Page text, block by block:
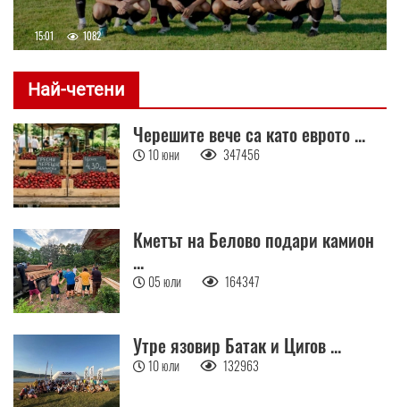
15:01 1082
Най-четени
Черешите вече са като еврото ...
10 юни 347456
Кметът на Белово подари камион
...
05 юли 164347
Утре язовир Батак и Цигов ...
10 юли 132963